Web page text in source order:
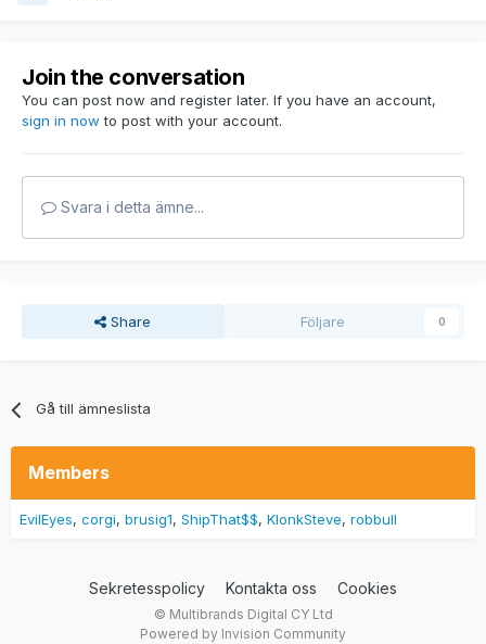
Join the conversation
You can post now and register later. If you have an account,
sign in now to post with your account.
Svara i detta ämne...
Share Följare 0
Gå till ämneslista
Members
EvilEyes corgi brusig1 ShipThat$$ KlonkSteve robbull
Sekretesspolicy Kontakta oss Cookies
© Multibrands Digital CY Ltd
Powered by Invision Community